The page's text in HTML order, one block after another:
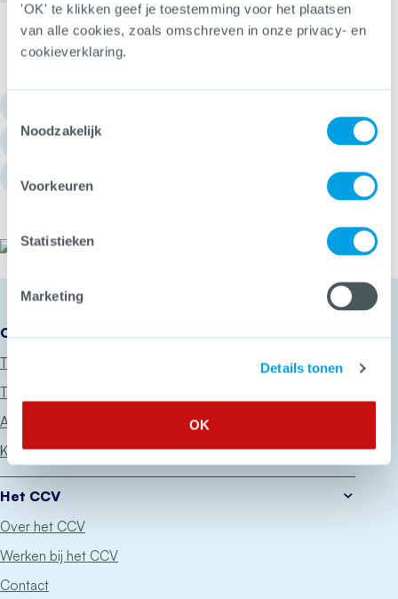
'OK' te klikken geef je toestemming voor het plaatsen
van alle cookies, zoals omschreven in onze privacy- en
cookieverklaring.
Noodzakelijk
Voorkeuren
Statistieken
Marketing
Details tonen
OK
info@hetccv.nl
Churchilllaan 11, 3527 GV Utrecht
Onze diensten
Thema’s
Trainingen
Advies
Keurmerken
Het CCV
Over het CCV
Werken bij het CCV
Contact